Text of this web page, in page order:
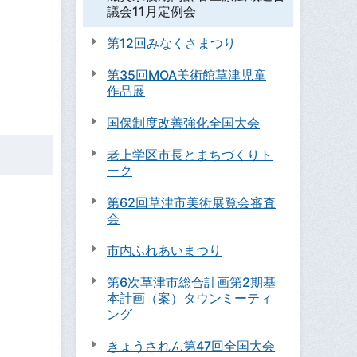
議会11月定例会
第12回みなくさまつり
第35回MOA美術館草津児童
作品展
国保制度改善強化全国大会
老上学区市長とまちづくりト
ーク
第62回草津市美術展覧会審査
会
市内ふれあいまつり
第6次草津市総合計画第2期基
本計画（案）タウンミーティ
ング
きょうされん第47回全国大会